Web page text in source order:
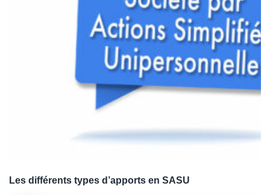
Les différents types d’apports en SASU
Je crée ma SAS en formule Standard 🤩
Je crée ma SAS en formule Premium 😎